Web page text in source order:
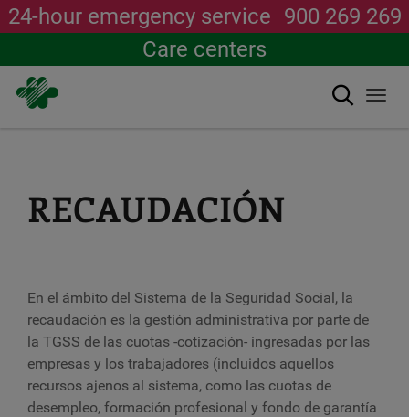
24-hour emergency service 900 269 269
Care centers
Search
RECAUDACIÓN
En el ámbito del Sistema de la Seguridad Social, la
recaudación es la gestión administrativa por parte de
la TGSS de las cuotas -cotización- ingresadas por las
empresas y los trabajadores (incluidos aquellos
recursos ajenos al sistema, como las cuotas de
desempleo, formación profesional y fondo de garantía